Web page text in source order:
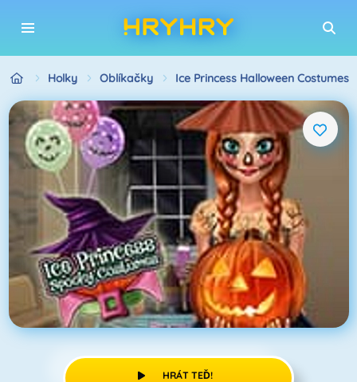
Holky Oblíkačky Ice Princess Halloween Costumes
HRÁT TEĎ!